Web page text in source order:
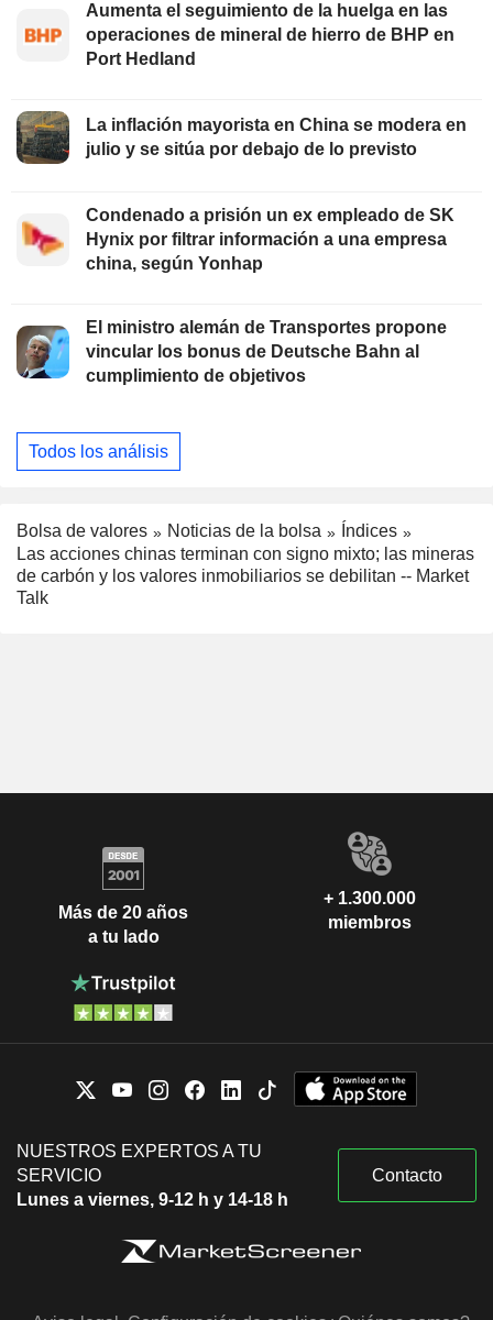
Aumenta el seguimiento de la huelga en las
operaciones de mineral de hierro de BHP en
Port Hedland
La inflación mayorista en China se modera en
julio y se sitúa por debajo de lo previsto
Condenado a prisión un ex empleado de SK
Hynix por filtrar información a una empresa
china, según Yonhap
El ministro alemán de Transportes propone
vincular los bonus de Deutsche Bahn al
cumplimiento de objetivos
Todos los análisis
Bolsa de valores Noticias de la bolsa
Índices
Las acciones chinas terminan con signo mixto; las mineras
de carbón y los valores inmobiliarios se debilitan -- Market
Talk
Más de 20 años
a tu lado
+ 1.300.000
miembros
NUESTROS EXPERTOS A TU
SERVICIO
Lunes a viernes, 9-12 h y 14-18 h
Contacto